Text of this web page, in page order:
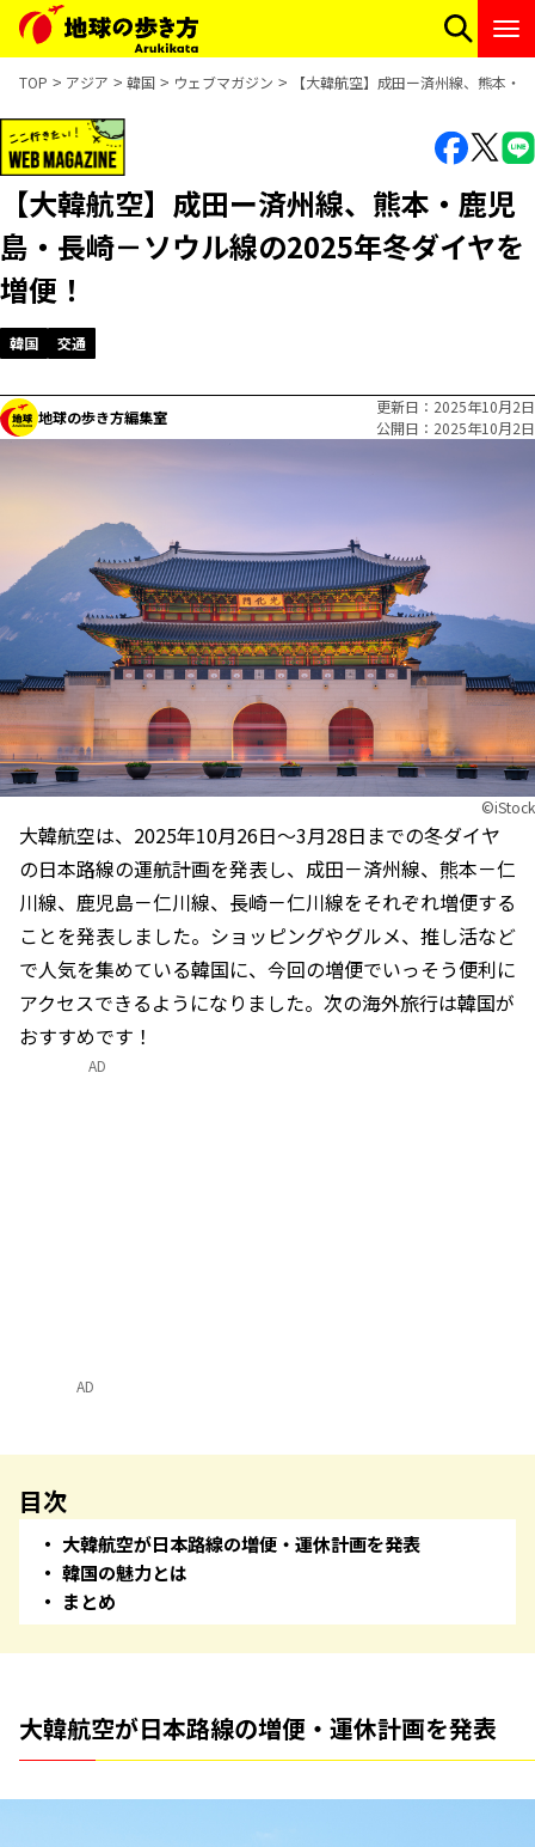
TOP アジア 韓国 ウェブマガジン 【大韓航空】成田ー済州線、熊本
【大韓航空】成田ー済州線、熊本・鹿児
島・長崎－ソウル線の2025年冬ダイヤを
増便！
韓国 交通
地球の歩き方編集室
更新日
2025年10月2日
公開日
2025年10月2日
©iStock
大韓航空は、2025年10月26日～3月28日までの冬ダイヤ
の日本路線の運航計画を発表し、成田－済州線、熊本－仁
川線、鹿児島－仁川線、長崎－仁川線をそれぞれ増便する
ことを発表しました。ショッピングやグルメ、推し活など
で人気を集めている韓国に、今回の増便でいっそう便利に
アクセスできるようになりました。次の海外旅行は韓国が
おすすめです！
AD
目次
大韓航空が日本路線の増便・運休計画を発表
韓国の魅力とは
まとめ
大韓航空が日本路線の増便・運休計画を発表
AD